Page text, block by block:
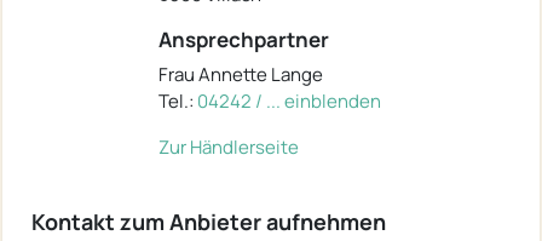
Ansprechpartner
Frau Annette Lange
Tel.: 04242 / ... einblenden
Zur Händlerseite
Kontakt zum Anbieter aufnehmen